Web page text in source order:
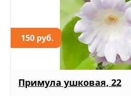
150 руб.
Примула ушковая, 22